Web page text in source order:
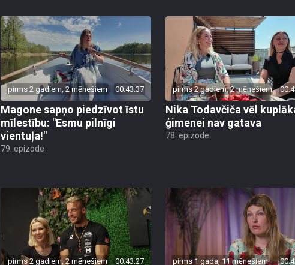
pirms 2 gadiem, 2 mēnešiem 00:43:37
Magone sapņo piedzīvot īstu
mīlestību: "Esmu pilnīgi
vientuļa!"
79. epizode
pirms 2 gadiem, 2 mēnešiem
Nika Todavčiča vēl
ģimenei nav gatava
78. epizode
pirms 2 gadiem, 2 mēnešiem 00:43:27 pirms 1 gada, 11 mēnešiem